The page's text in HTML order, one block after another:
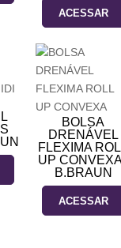
ACESSAR
BOLSA
DRENÁVEL
FLEXIMA
UP CONVEXA
B.BRAUN
ACESSAR